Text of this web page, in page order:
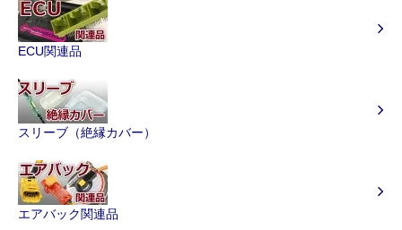
ECU関連品
スリーブ（絶縁カバー）
エアバック関連品